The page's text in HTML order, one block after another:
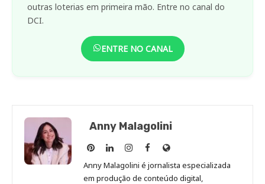
outras loterias em primeira mão. Entre no canal do
DCI.
ENTRE NO CANAL
Anny Malagolini
Anny
Malagolini
no
Anny
Malagolini
no
Anny
Malagolini
no
Anny
Malagolini
no
Site
de
Anny
Anny Malagolini é jornalista especializada
em produção de conteúdo digital,